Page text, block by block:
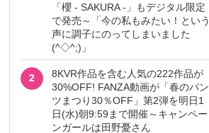
「櫻 - SAKURA -」もデジタル限定
で発売～「今の私もみたい！という
声に調子にのってしまいました
(^◇^;)」
2
8KVR作品を含む人気の222作品が
30%OFF! FANZA動画が「春のパン
ツまつり30％OFF」第2弾を明日1
日(水)朝9:59まで開催～キャンペー
ンガールは田野憂さん